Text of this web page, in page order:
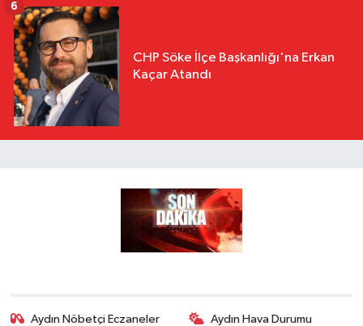
CHP Söke İlçe Başkanlığı'na Erkan
Kaçar Atandı
6
Aydın Nöbetçi Eczaneler Aydın Hava Durumu